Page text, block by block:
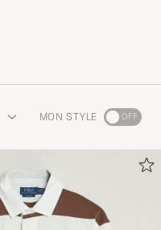
MON STYLE Rendez-
Conseils